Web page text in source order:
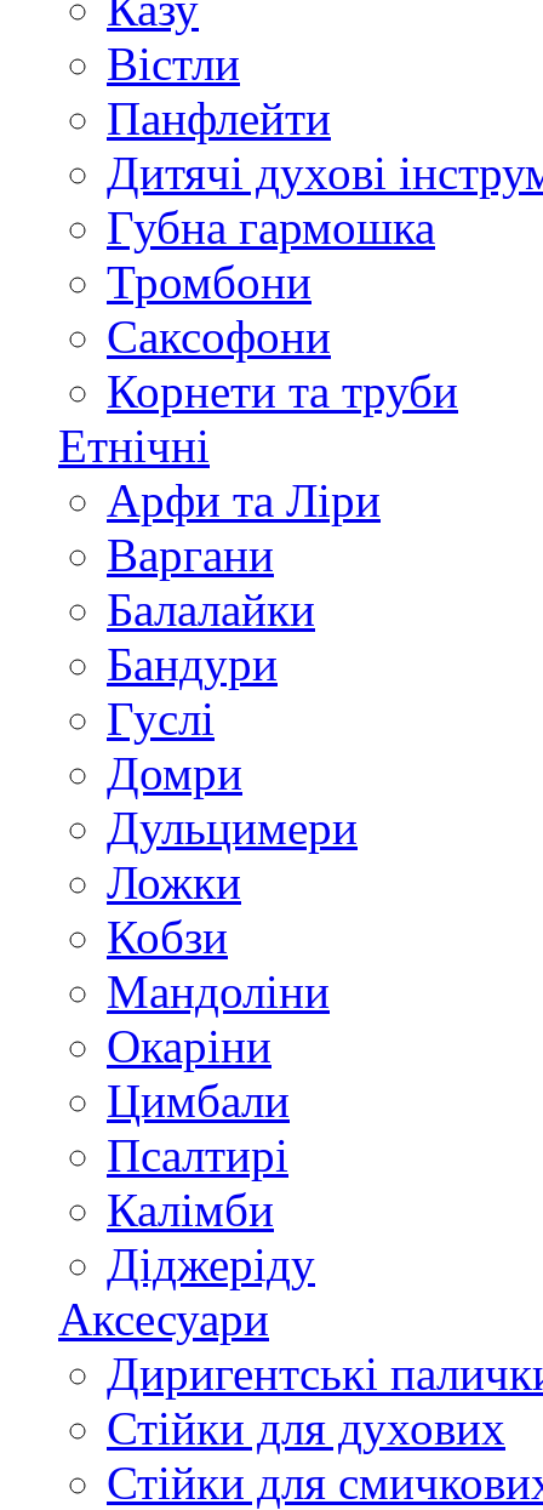
Вістли
Панфлейти
Дитячі духові
Губна гармошка
Тромбони
Саксофони
Корнети та труби
Етнічні
Арфи та Ліри
Варгани
Балалайки
Бандури
Гуслі
Домри
Дульцимери
Ложки
Кобзи
Мандоліни
Окаріни
Цимбали
Псалтирі
Калімби
Діджеріду
Аксесуари
Диригентські
Стійки для духових
Стійки для